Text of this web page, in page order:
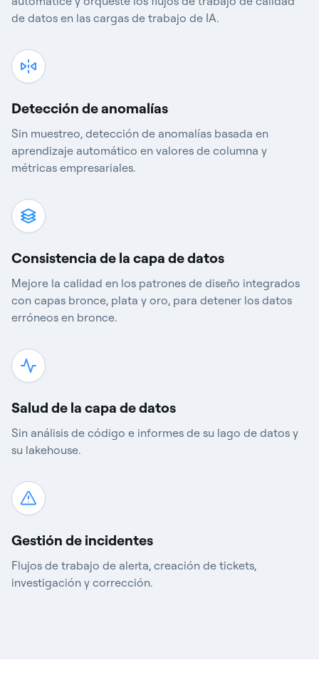
de datos en las cargas de trabajo de IA.
Detección de anomalías
Sin muestreo, detección de anomalías basada en
aprendizaje automático en valores de columna y
métricas empresariales.
Consistencia de la capa de datos
Mejore la calidad en los patrones de diseño integrados
con capas bronce, plata y oro, para detener los datos
erróneos en bronce.
Salud de la capa de datos
Sin análisis de código e informes de su lago de datos y
su lakehouse.
Gestión de incidentes
Flujos de trabajo de alerta, creación de tickets,
investigación y corrección.